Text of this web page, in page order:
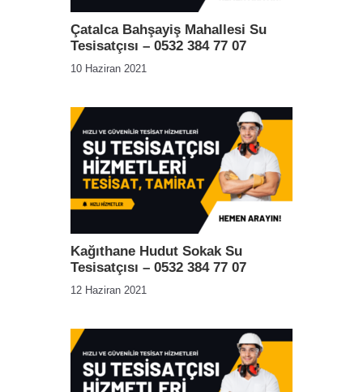
Çatalca Bahşayiş Mahallesi Su
Tesisatçısı – 0532 384 77 07
10 Haziran 2021
Kağıthane Hudut Sokak Su
Tesisatçısı – 0532 384 77 07
12 Haziran 2021